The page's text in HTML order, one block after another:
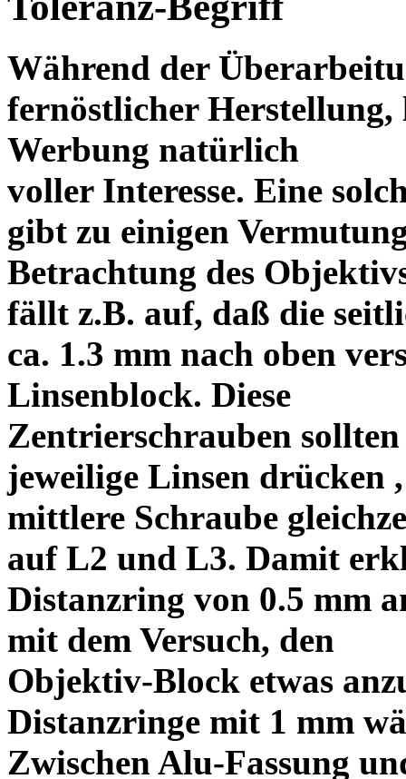
Während der
fernöstlicher Herstellung,
Werbung natürlich
voller Interesse. Eine
gibt zu einigen
Betrachtung des
fällt z.B. auf, daß die
ca. 1.3 mm nach oben
Linsenblock. Diese
Zentrierschrauben
jeweilige Linsen drücken
mittlere Schraube
auf L2 und L3. Damit
Distanzring von 0.5 mm
mit dem Versuch, den
Objektiv-Block etwas
Distanzringe mit 1 mm
Zwischen Alu-Fassung